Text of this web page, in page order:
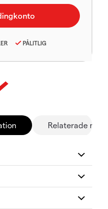
PÅLITLIG
Relaterade